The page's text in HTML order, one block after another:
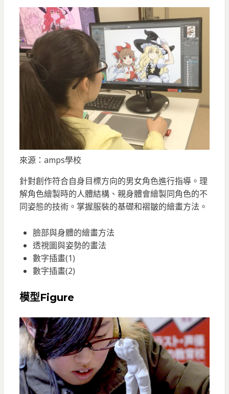
來源：amps學校
針對創作符合自身目標方向的男女角色進行指導。理
解角色繪製時的人體結構、親身體會繪製同角色的不
同姿態的技術。掌握服裝的基礎和褶皺的繪畫方法。
臉部與身體的繪畫方法
透視圖與姿勢的畫法
數字插畫(1)
數字插畫(2)
模型Figure